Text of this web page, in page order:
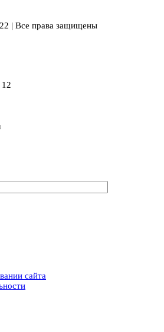
| Все права защищены
12
сайта